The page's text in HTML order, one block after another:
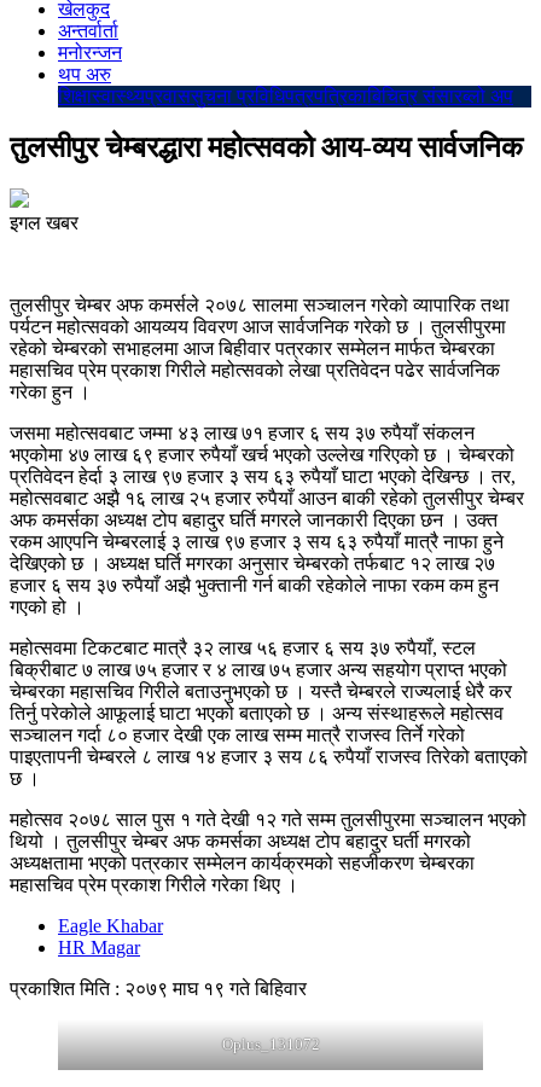
खेलकुद
अन्तर्वार्ता
मनोरन्जन
थप अरु
शिक्षास्वास्थ्यप्रवाससुचना प्रविधिपत्रपत्रिकाबिचित्र संसारब्लो अप
तुलसीपुर चेम्बरद्धारा महोत्सवको आय-व्यय सार्वजनिक
इगल खबर
तुलसीपुर चेम्बर अफ कमर्सले २०७८ सालमा सञ्चालन गरेको व्यापारिक तथा
पर्यटन महोत्सवको आयव्यय विवरण आज सार्वजनिक गरेको छ । तुलसीपुरमा
रहेको चेम्बरको सभाहलमा आज बिहीवार पत्रकार सम्मेलन मार्फत चेम्बरका
महासचिव प्रेम प्रकाश गिरीले महोत्सवको लेखा प्रतिवेदन पढेर सार्वजनिक
गरेका हुन ।
जसमा महोत्सवबाट जम्मा ४३ लाख ७१ हजार ६ सय ३७ रुपैयाँ संकलन
भएकोमा ४७ लाख ६९ हजार रुपैयाँ खर्च भएको उल्लेख गरिएको छ । चेम्बरको
प्रतिवेदन हेर्दा ३ लाख ९७ हजार ३ सय ६३ रुपैयाँ घाटा भएको देखिन्छ । तर,
महोत्सवबाट अझै १६ लाख २५ हजार रुपैयाँ आउन बाकी रहेको तुलसीपुर चेम्बर
अफ कमर्सका अध्यक्ष टोप बहादुर घर्ति मगरले जानकारी दिएका छन । उक्त
रकम आएपनि चेम्बरलाई ३ लाख ९७ हजार ३ सय ६३ रुपैयाँ मात्रै नाफा हुने
देखिएको छ । अध्यक्ष घर्ति मगरका अनुसार चेम्बरको तर्फबाट १२ लाख २७
हजार ६ सय ३७ रुपैयाँ अझै भुक्तानी गर्न बाकी रहेकोले नाफा रकम कम हुन
गएको हो ।
महोत्सवमा टिकटबाट मात्रै ३२ लाख ५६ हजार ६ सय ३७ रुपैयाँ, स्टल
बिक्रीबाट ७ लाख ७५ हजार र ४ लाख ७५ हजार अन्य सहयोग प्राप्त भएको
चेम्बरका महासचिव गिरीले बताउनुभएको छ । यस्तै चेम्बरले राज्यलाई धेरै कर
तिर्नु परेकोले आफूलाई घाटा भएको बताएको छ । अन्य संस्थाहरूले महोत्सव
सञ्चालन गर्दा ८० हजार देखी एक लाख सम्म मात्रै राजस्व तिर्ने गरेको
पाइएतापनी चेम्बरले ८ लाख १४ हजार ३ सय ८६ रुपैयाँ राजस्व तिरेको बताएको
छ ।
महोत्सव २०७८ साल पुस १ गते देखी १२ गते सम्म तुलसीपुरमा सञ्चालन भएको
थियो । तुलसीपुर चेम्बर अफ कमर्सका अध्यक्ष टोप बहादुर घर्ती मगरको
अध्यक्षतामा भएको पत्रकार सम्मेलन कार्यक्रमको सहजीकरण चेम्बरका
महासचिव प्रेम प्रकाश गिरीले गरेका थिए ।
Eagle Khabar
HR Magar
प्रकाशित मिति : २०७९ माघ १९ गते बिहिवार
Oplus_131072